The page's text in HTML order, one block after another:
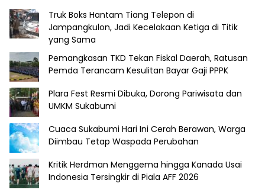
Truk Boks Hantam Tiang Telepon di
Jampangkulon, Jadi Kecelakaan Ketiga di Titik
yang Sama
Pemangkasan TKD Tekan Fiskal Daerah, Ratusan
Pemda Terancam Kesulitan Bayar Gaji PPPK
Plara Fest Resmi Dibuka, Dorong Pariwisata dan
UMKM Sukabumi
Cuaca Sukabumi Hari Ini Cerah Berawan, Warga
Diimbau Tetap Waspada Perubahan
Kritik Herdman Menggema hingga Kanada Usai
Indonesia Tersingkir di Piala AFF 2026